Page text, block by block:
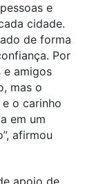
e
cidade.
de forma
Por
e amigos
mas o
o carinho
em um
afirmou